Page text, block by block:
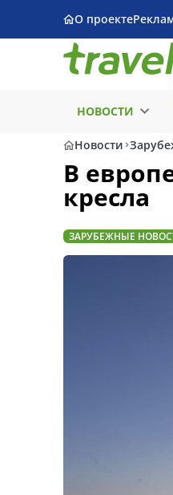
О проекте
НОВОСТИ
Новости
В
кресла
ЗАРУБЕЖНЫЕ